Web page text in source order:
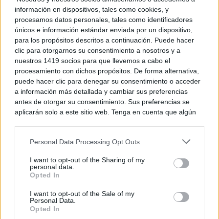
información en dispositivos, tales como cookies, y
procesamos datos personales, tales como identificadores
únicos e información estándar enviada por un dispositivo,
para los propósitos descritos a continuación. Puede hacer
clic para otorgarnos su consentimiento a nosotros y a
nuestros 1419 socios para que llevemos a cabo el
procesamiento con dichos propósitos. De forma alternativa,
puede hacer clic para denegar su consentimiento o acceder
a información más detallada y cambiar sus preferencias
antes de otorgar su consentimiento. Sus preferencias se
aplicarán solo a este sitio web. Tenga en cuenta que algún
rechazar tal procesamiento. Puede cambiar sus preferencias
a este sitio y haciendo clic en el botón "Privacidad" en la
parte inferior de la página web.
Please note that this website/app uses one or more Google
services and may gather and store information including but
not limited to your visit or usage behaviour. You may click to
Personal Data Processing Opt Outs
I want to opt-out of the Sharing of my
personal data.
Opted In
I want to opt-out of the Sale of my
Personal Data.
Opted In
A esta circunstancia se suma que Castilla-La Mancha
es la segunda región que más aporta energía eléctrica
renovable a la red nacional, con un 14,4 por ciento.
De esta forma, ha concluido insistiendo en “reclamar
al Gobierno central que es inconcebible que no
contemos con las redes de transporte y distribución
necesarias para poder seguir avanzando en nuestra
autonomía energética y la garantía para los
desarrollos industriales que apuestan por instalarse en
nuestra comunidad, algo que a día de hoy no
sucede”.